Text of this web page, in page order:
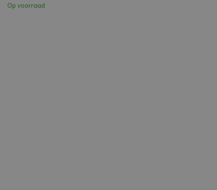
Op voorraad